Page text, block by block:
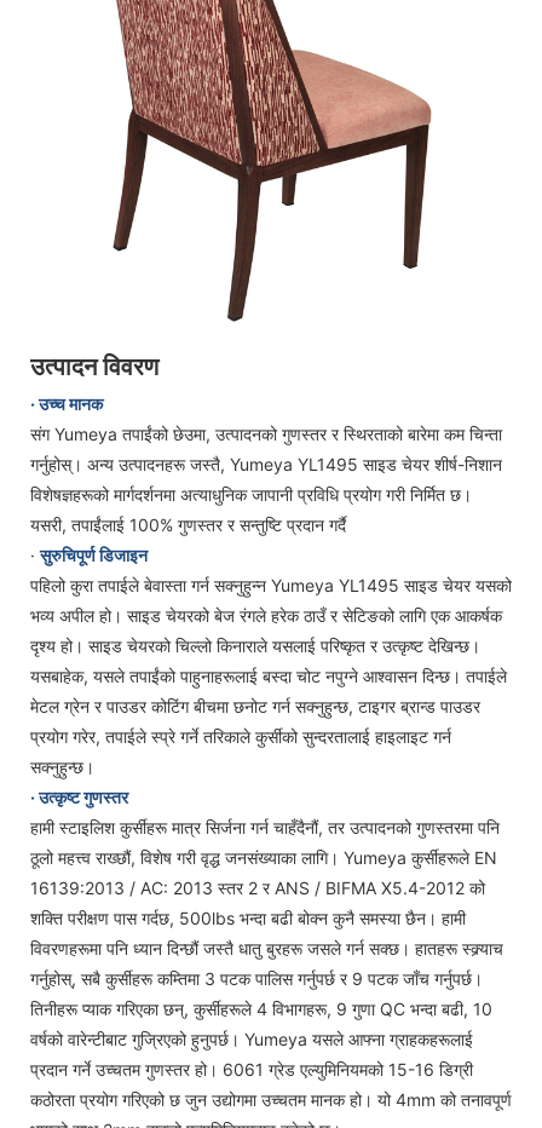
उत्पादन विवरण
· उच्च मानक
संग Yumeya तपाईंको छेउमा, उत्पादनको गुणस्तर र स्थिरताको बारेमा कम चिन्ता
गर्नुहोस्। अन्य उत्पादनहरू जस्तै, Yumeya YL1495 साइड चेयर शीर्ष-निशान
विशेषज्ञहरूको मार्गदर्शनमा अत्याधुनिक जापानी प्रविधि प्रयोग गरी निर्मित छ।
यसरी, तपाईंलाई 100% गुणस्तर र सन्तुष्टि प्रदान गर्दै
·सुरुचिपूर्ण डिजाइन
पहिलो कुरा तपाईले बेवास्ता गर्न सक्नुहुन्न Yumeya YL1495 साइड चेयर यसको
भव्य अपील हो। साइड चेयरको बेज रंगले हरेक ठाउँ र सेटिङको लागि एक आकर्षक
दृश्य हो। साइड चेयरको चिल्लो किनाराले यसलाई परिष्कृत र उत्कृष्ट देखिन्छ।
यसबाहेक, यसले तपाईंको पाहुनाहरूलाई बस्दा चोट नपुग्ने आश्वासन दिन्छ। तपाईले
मेटल ग्रेन र पाउडर कोटिंग बीचमा छनोट गर्न सक्नुहुन्छ, टाइगर ब्रान्ड पाउडर
प्रयोग गरेर, तपाईले स्प्रे गर्ने तरिकाले कुर्सीको सुन्दरतालाई हाइलाइट गर्न
सक्नुहुन्छ।
· उत्कृष्ट गुणस्तर
हामी स्टाइलिश कुर्सीहरू मात्र सिर्जना गर्न चाहँदैनौं, तर उत्पादनको गुणस्तरमा पनि
ठूलो महत्त्व राख्छौं, विशेष गरी वृद्ध जनसंख्याका लागि। Yumeya कुर्सीहरूले EN
16139:2013 / AC: 2013 स्तर 2 र ANS / BIFMA X5.4-2012 को
शक्ति परीक्षण पास गर्दछ, 500lbs भन्दा बढी बोक्न कुनै समस्या छैन। हामी
विवरणहरूमा पनि ध्यान दिन्छौं जस्तै धातु बुरहरू जसले गर्न सक्छ। हातहरू स्क्र्याच
गर्नुहोस्, सबै कुर्सीहरू कम्तिमा 3 पटक पालिस गर्नुपर्छ र 9 पटक जाँच गर्नुपर्छ।
तिनीहरू प्याक गरिएका छन्, कुर्सीहरूले 4 विभागहरू, 9 गुणा QC भन्दा बढी, 10
वर्षको वारेन्टीबाट गुज्रिएको हुनुपर्छ। Yumeya यसले आफ्ना ग्राहकहरूलाई
प्रदान गर्ने उच्चतम गुणस्तर हो। 6061 ग्रेड एल्युमिनियमको 15-16 डिग्री
कठोरता प्रयोग गरिएको छ जुन उद्योगमा उच्चतम मानक हो। यो 4mm को तनावपूर्ण